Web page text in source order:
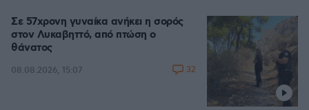
Σε 57χρονη γυναίκα ανήκει η σορός
στον Λυκαβηττό, από πτώση ο
θάνατος
08.08.2026, 15:07 32